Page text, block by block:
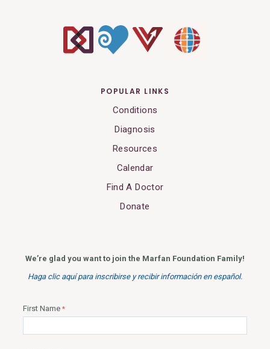
POPULAR LINKS
Conditions
Diagnosis
Resources
Calendar
Find A Doctor
Donate